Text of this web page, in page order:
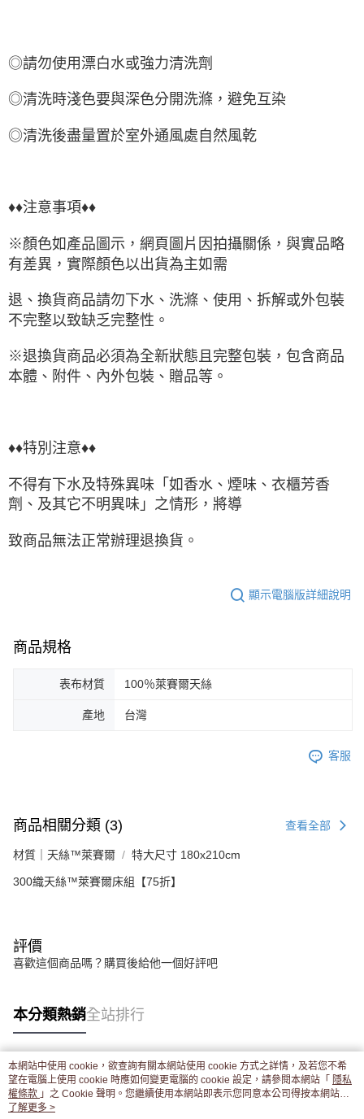
◎請勿使用漂白水或強力清洗劑
◎清洗時淺色要與深色分開洗滌，避免互染
◎清洗後盡量置於室外通風處自然風乾
♦♦注意事項♦♦
※顏色如產品圖示，網頁圖片因拍攝關係，與實品略
有差異，實際顏色以出貨為主如需
退、換貨商品請勿下水、洗滌、使用、拆解或外包裝
不完整以致缺乏完整性。
※退換貨商品必須為全新狀態且完整包裝，包含商品
本體、附件、內外包裝、贈品等。
♦♦特別注意♦♦
不得有下水及特殊異味「如香水、煙味、衣櫃芳香
劑、及其它不明異味」之情形，將導
致商品無法正常辦理退換貨。
顯示電腦版詳細說明
商品規格
表布材質 100％萊賽爾天絲
產地 台灣
客服
商品相關分類 (3) 查看全部
材質｜天絲™萊賽爾 特大尺寸 180x210cm
300織天絲™萊賽爾床組【75折】
評價
喜歡這個商品嗎？購買後給他一個好評吧
本分類熱銷全站排行
熱門標籤
本網站中使用 cookie，欲查詢有關本網站使用 cookie 方式之詳情，及若您不希
望在電腦上使用 cookie 時應如何變更電腦的 cookie 設定，請參閱本網站「 隱私
權條款 」之 Cookie 聲明。您繼續使用本網站即表示您同意本公司得按本網站使
用條款之 Cookie 聲明使用 cookie。
了解更多 >